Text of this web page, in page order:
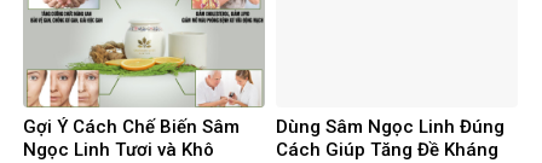
Gợi Ý Cách Chế Biến Sâm
Ngọc Linh Tươi và Khô
Dùng Sâm Ngọc Linh Đúng
Cách Giúp Tăng Đề Kháng